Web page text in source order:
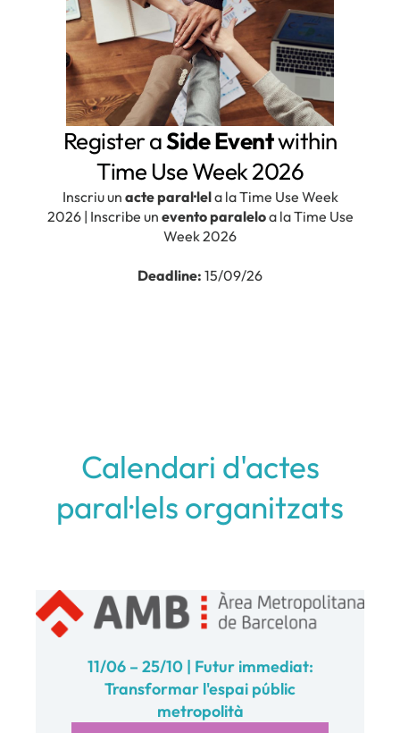
Calendari d'actes
paral·lels organitzats
11/06 – 25/10 | Futur immediat:
Transformar l'espai públic
metropolità